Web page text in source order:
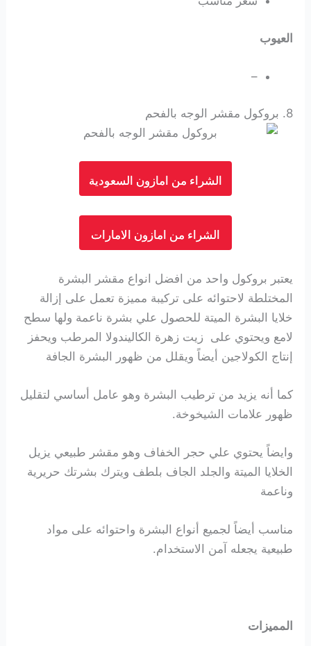
العيوب
–
8. بروكول مقشر الوجه بالفحم
الشراء من امازون السعودية
الشراء من امازون الامارات
يعتبر بروكول واحد من افضل انواع مقشر البشرة
المختلطة لاحتوائه على تركيبة مميزة تعمل على إزالة
خلايا البشرة الميتة للحصول علي بشرة ناعمة ولها سطح
لامع ويحتوي على زيت زهرة الكاليندولا المرطب ويحفز
إنتاج الكولاجين أيضاً ويقلل من ظهور البشرة الجافة
كما أنه يزيد من ترطيب البشرة وهو عامل أساسي لتقليل
ظهور علامات الشيخوخة.
وايضاً يحتوي علي حجر الخفاف وهو مقشر طبيعي يزيل
الخلايا الميتة والجلد الجاف بلطف ويترك بشرتك حريرية
وناعمة
مناسب أيضاً لجميع أنواع البشرة واحتوائه على مواد
طبيعية يجعله آمن الاستخدام.
المميزات